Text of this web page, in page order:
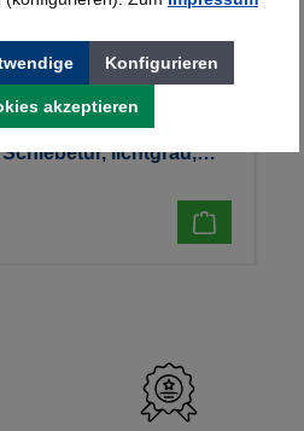
u. Zeitschriften-
lichtgrau,
Konfigurieren
akzeptieren